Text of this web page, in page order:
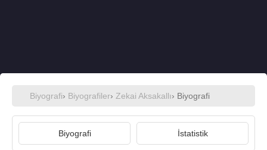
Biyografi› Biyografiler› Zekai Aksakallı› Biyografi
Biyografi İstatistik